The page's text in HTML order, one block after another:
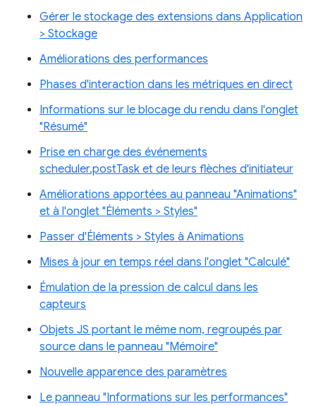
Gérer le stockage des extensions dans Application
> Stockage
Améliorations des performances
Phases d'interaction dans les métriques en direct
Informations sur le blocage du rendu dans l'onglet
"Résumé"
Prise en charge des événements
scheduler.postTask et de leurs flèches d'initiateur
Améliorations apportées au panneau "Animations"
et à l'onglet "Éléments > Styles"
Passer d'Éléments > Styles à Animations
Mises à jour en temps réel dans l'onglet "Calculé"
Émulation de la pression de calcul dans les
capteurs
Objets JS portant le même nom, regroupés par
source dans le panneau "Mémoire"
Nouvelle apparence des paramètres
Le panneau "Informations sur les performances"